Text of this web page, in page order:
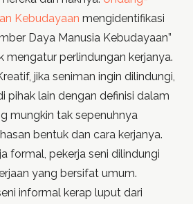
Kebudayaan mengidentifikasi
Daya Manusia Kebudayaan”
mengatur perlindungan kerjanya.
jika seniman ingin dilindungi,
pihak lain dengan definisi dalam
mungkin tak sepenuhnya
bentuk dan cara kerjanya.
formal, pekerja seni dilindungi
yang bersifat umum.
informal kerap luput dari